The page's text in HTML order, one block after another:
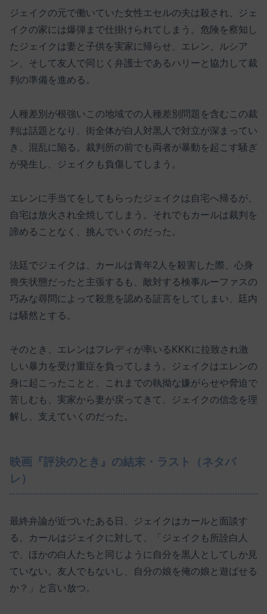
ジェイクの元で働いていた女性エセルの夫は殺され、ジェ
イクの家には爆弾まで仕掛けられてしまう。危険を察知し
たジェイクは妻と子供を実家に帰らせ、エレン、ルシア
ン、そして友人で同じく弁護士であるハリーと協力して裁
判の準備を進める。
人種差別が根強いこの地域での人種差別問題を含むこの裁
判は話題となり、街全体が白人対黒人で対立が深まってい
き、混乱に陥る。裁判所の前でも両者が暴動を起こす騒ぎ
が発生し、ジェイクも負傷してしまう。
エレンに手当てをしてもらったジェイクは自宅へ帰るが、
自宅は放火され全焼してしまう。それでもカールは裁判を
諦めることなく、挑んでいくのだった。
法廷でジェイクは、カールは青年2人を殺害した際、心身
喪失状態だったと主張するも、敵対する検事ルーファスの
巧みな尋問によって殺意を認める証言をしてしまい、廷内
は騒然とする。
そのとき、エレンはフレディが率いるKKKに拉致され激
しい暴力を受け重症を負ってしまう。ジェイクはエレンの
身に起こったことと、これまでの執拗な嫌がらせや脅迫で
苦しむも、実家から妻が戻ってきて、ジェイクの信念を理
解し、支えていくのだった。
映画『評決のとき』の結末・ラスト（ネタバ
レ）
最終弁論が近づいたある日、ジェイクはカールと面談す
る。カールはジェイクに対して、「ジェイクも所詮白人
で、ほかの白人たちと同じように自分を黒人としてしか見
ていない。友人でもないし、自分の娘を俺の娘と遊ばせる
か？」と言い放つ。